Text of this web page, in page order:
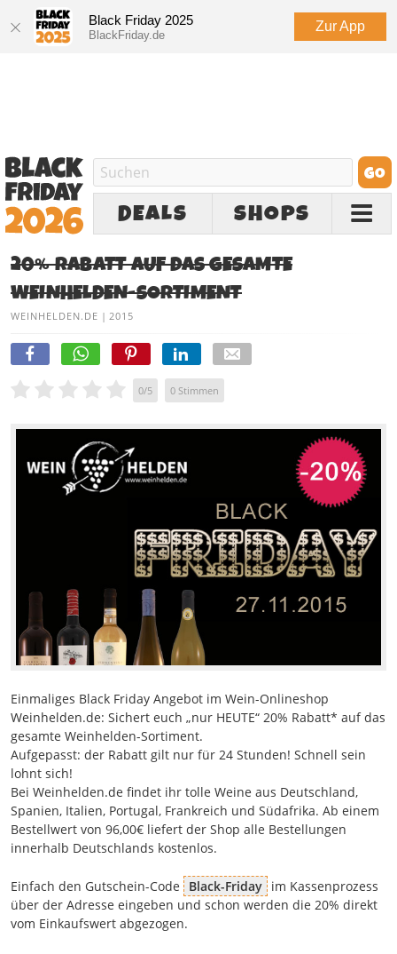
Black Friday 2025
BlackFriday.de
Zur App
DEALS SHOPS
20% RABATT AUF DAS GESAMTE
WEINHELDEN-SORTIMENT
WEINHELDEN.DE | 2015
0/5 0 Stimmen
Einmaliges Black Friday Angebot im Wein-Onlineshop
Weinhelden.de: Sichert euch „nur HEUTE“ 20% Rabatt* auf das
gesamte Weinhelden-Sortiment.
Aufgepasst: der Rabatt gilt nur für 24 Stunden! Schnell sein
lohnt sich!
Bei Weinhelden.de findet ihr tolle Weine aus Deutschland,
Spanien, Italien, Portugal, Frankreich und Südafrika. Ab einem
Bestellwert von 96,00€ liefert der Shop alle Bestellungen
innerhalb Deutschlands kostenlos.
Einfach den Gutschein-Code Black-Friday im Kassenprozess
über der Adresse eingeben und schon werden die 20% direkt
vom Einkaufswert abgezogen.